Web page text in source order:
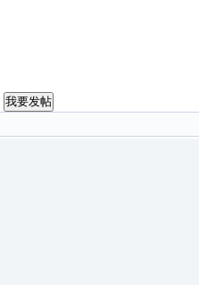
我要发帖